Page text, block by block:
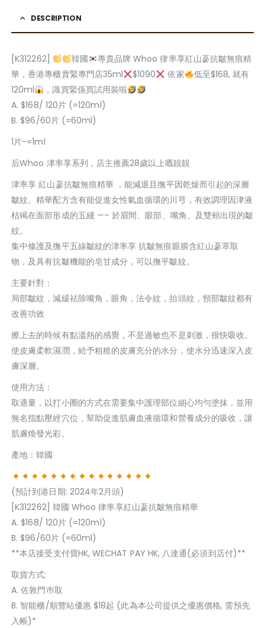
DESCRIPTION
[K312262] 韓國
專貴品牌 Whoo 律率享紅山蔘抗皺無痕精
華，香港專櫃賣緊專門店35ml
$1090 依家
低至$168, 就有
120ml
，識買緊係買試用裝啦
A. $168/ 120片 (=120ml)
B. $96/60片 (=60ml)
1片-=1ml
后Whoo 津率享系列，店主推薦28歲以上嘅靚靚
津率享 紅山蔘抗皺無痕精華 ，能減退且撫平因乾燥而引起的深層
皺紋。精華配方含有能促進女性氣血循環的川芎，有效調理因津液
枯竭在面部形成的五綫 —– 於眉間、眼部、嘴角、及雙頰出現的皺
紋。
集中修護及撫平五線皺紋的津率享 抗皺無痕眼膜含紅山蔘萃取
物，及具有抗皺機能的皂甘成分，可以撫平皺紋。
主要針對：
局部皺紋，減緩祛除嘴角，眼角，法令紋，抬頭紋，頸部皺紋都有
改善功效
擦上去的時候有點溫熱的感覺，不是過敏也不是刺激，很快吸收。
使皮膚柔軟濕潤，給予粗糙的皮膚充分的水分，使水分迅速深入皮
膚深層。
使用方法：
取適量，以打小圈的方式在需要集中護理部位細心均勻塗抹，並用
無名指點壓經穴位，幫助促進肌膚血液循環和營養成分的吸收，讓
肌膚煥發光彩。
產地：韓國
(預計到港日期: 2024年2月頭)
[K312262] 韓國 Whoo 律率享紅山蔘抗皺無痕精華
A. $168/ 120片 (=120ml)
B. $96/60片 (=60ml)
**本店接受支付寶HK, WECHAT PAY HK, 八達通(必須到店付)**
取貨方式:
A. 佐敦門巿取
B. 智能櫃/順豐站優惠 $18起 (此為本公司提供之優惠價格, 需預先
入帳)*